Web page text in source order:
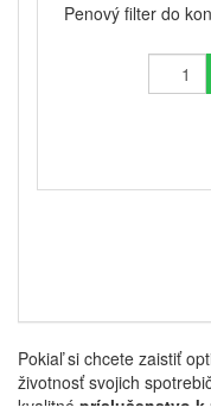
Penový filter do
Pokiaľ si chcete zaistiť
životnosť svojich
kvalitné príslušenstvo k